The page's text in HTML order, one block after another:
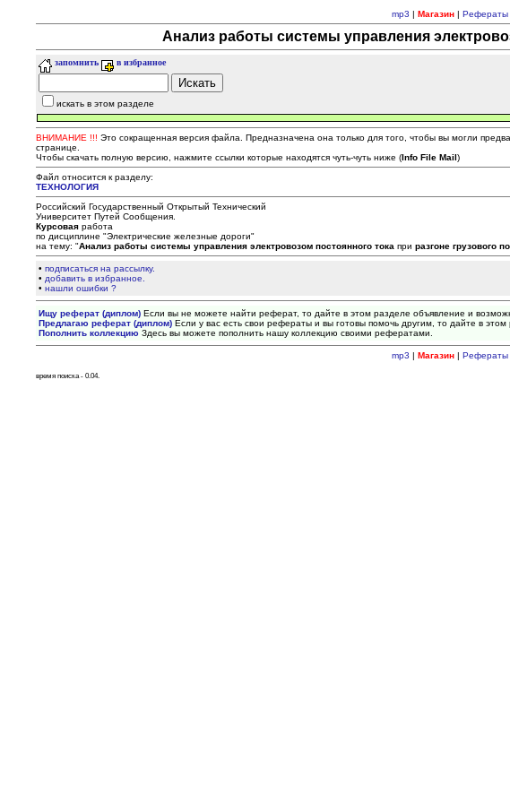
mp3 | Магазин| Рефераты
Анализ работы системы управления
запомнить в избранное
искать в этом разделе
ВНИМАНИЕ !!! Это сокращенная версия файла. Предназначена она только для того, чтобы вы могли
странице.
Чтобы скачать полную версию, нажмите ссылки которые находятся чуть-чуть ниже (Info File Mail)
Файл относится к разделу:
ТЕХHОЛОГИЯ
Российский Государственный Открытый Технический
Университет Путей Сообщения.
Курсовая работа
по дисциплине "Электрические железные дороги"
на тему: "Анализ работы системы управления электровозом постоянного тока приразгоне грузового
•подписаться на рассылку.
• добавить в избранное.
•нашли ошибки ?
Ищу реферат (диплом) Если вы не можете найти реферат, то дайте в этом разделе объявление и
Предлагаю реферат (диплом) Если у вас есть свои рефераты и вы готовы помочь другим, то дайте в
Пополнить коллекцию Здесь вы можете пополнить нашу коллекцию своими рефератами.
mp3 | Магазин| Рефераты
время поиска - 0.04.